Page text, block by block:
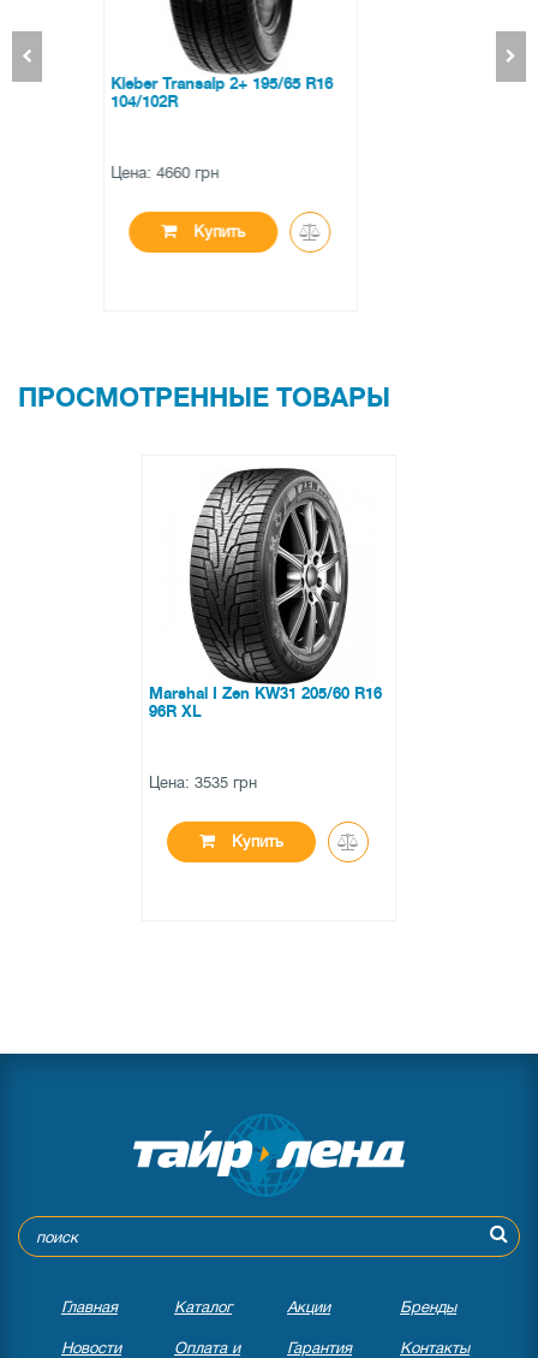
Aplus A703 235/55 R18 104T XL
Купить
ПРОСМОТРЕННЫЕ ТОВАРЫ
Marshal I Zen KW31 205/60 R16
96R XL
Цена: 3535 грн
Купить
Главная Каталог Акции Бренды
Новости Оплата и Гарантия Контакты